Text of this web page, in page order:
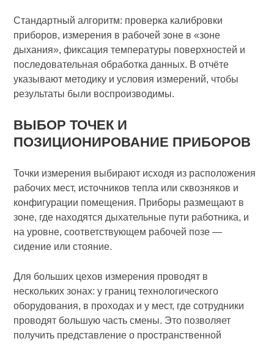
Стандартный алгоритм: проверка калибровки
приборов, измерения в рабочей зоне в «зоне
дыхания», фиксация температуры поверхностей и
последовательная обработка данных. В отчёте
указывают методику и условия измерений, чтобы
результаты были воспроизводимы.
ВЫБОР ТОЧЕК И
ПОЗИЦИОНИРОВАНИЕ ПРИБОРОВ
Точки измерения выбирают исходя из расположения
рабочих мест, источников тепла или сквозняков и
конфигурации помещения. Приборы размещают в
зоне, где находятся дыхательные пути работника, и
на уровне, соответствующем рабочей позе —
сидение или стояние.
Для больших цехов измерения проводят в
нескольких зонах: у границ технологического
оборудования, в проходах и у мест, где сотрудники
проводят большую часть смены. Это позволяет
получить представление о пространственной